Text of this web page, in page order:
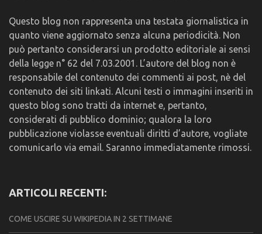
Questo blog non rappresenta una testata giornalistica in
quanto viene aggiornato senza alcuna periodicità. Non
può pertanto considerarsi un prodotto editoriale ai sensi
della legge n° 62 del 7.03.2001. L’autore del blog non è
responsabile del contenuto dei commenti ai post, nè del
contenuto dei siti linkati. Alcuni testi o immagini inseriti in
questo blog sono tratti da internet e, pertanto,
considerati di pubblico dominio; qualora la loro
pubblicazione violasse eventuali diritti d’autore, vogliate
comunicarlo via email. Saranno immediatamente rimossi.
ARTICOLI RECENTI:
COME USCIRE SU WIKIPEDIA IN 2 SETTIMANE